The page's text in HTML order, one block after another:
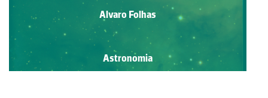
Alvaro Folhas
Astronomia